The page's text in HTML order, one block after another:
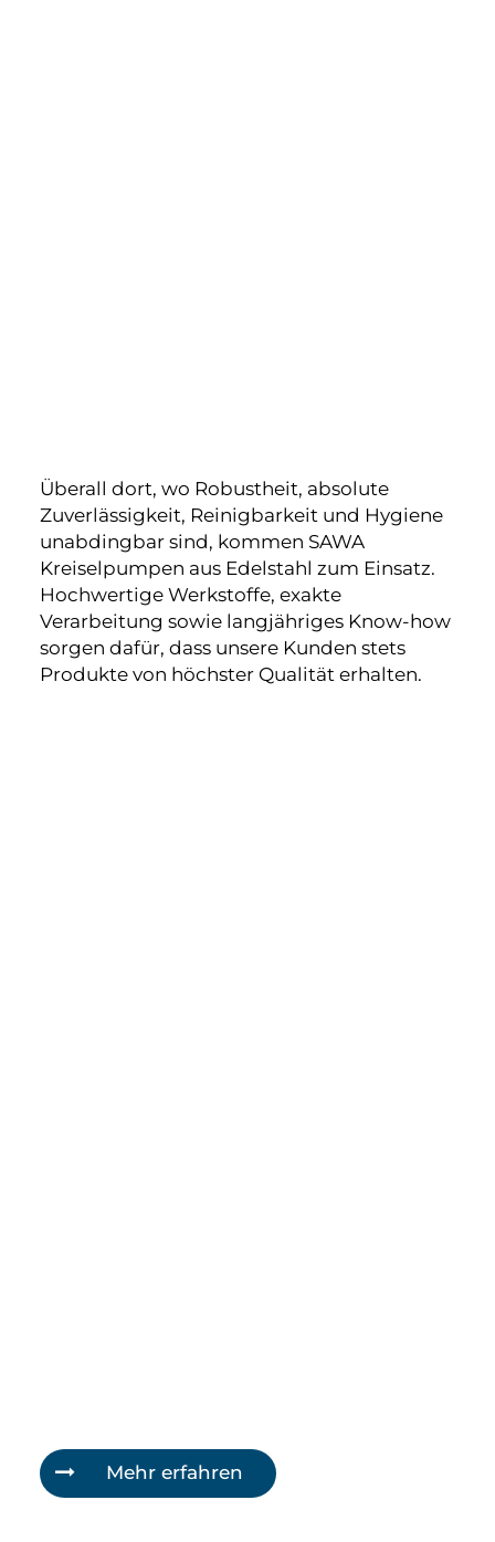
Überall dort, wo Robustheit, absolute
Zuverlässigkeit, Reinigbarkeit und Hygiene
unabdingbar sind, kommen SAWA
Kreiselpumpen aus Edelstahl zum Einsatz.
Hochwertige Werkstoffe, exakte
Verarbeitung sowie langjähriges Know-how
sorgen dafür, dass unsere Kunden stets
Produkte von höchster Qualität erhalten.
Mehr erfahren